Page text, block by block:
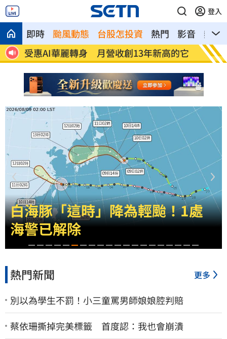
登入
即時 颱風動態 台股怎投資 熱門 影音
熱搜
受惠AI華麗轉身 月營收創13年新高的它 工程
白海豚「這時」降為輕颱！1處
海警已解除
熱門新聞 更多
別以為學生不罰！小三童罵男師娘娘腔判賠
蔡依珊撕掉完美標籤 首度認：我也會崩潰